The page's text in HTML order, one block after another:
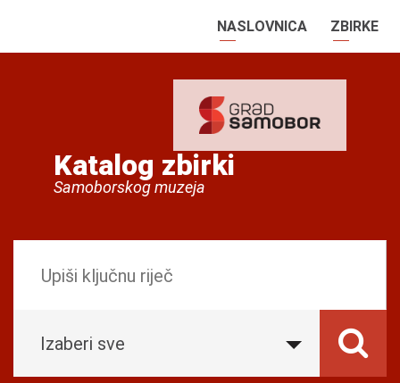
NASLOVNICA ZBIRKE
Katalog zbirki
Samoborskog muzeja
Izaberi sve